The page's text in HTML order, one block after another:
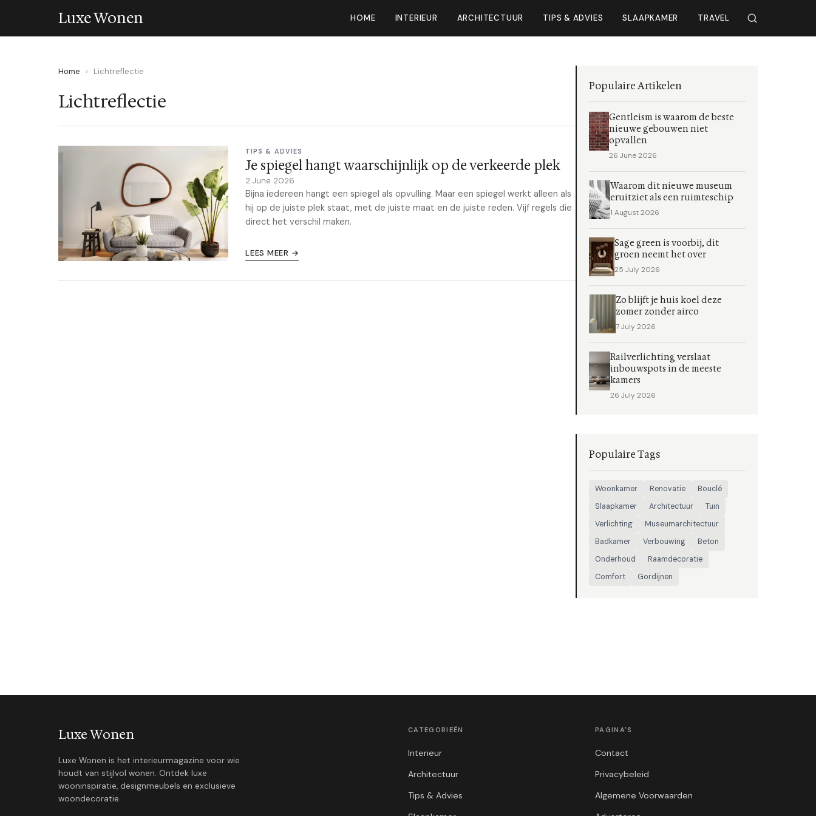
Luxe Wonen HOME INTERIEUR ARCHITECTUUR TIPS & ADVIES SLAAPKAMER TRAVEL
Home › Lichtreflectie
Lichtreflectie
TIPS & ADVIES
Je spiegel hangt waarschijnlijk op de verkeerde plek
2 June 2026
Bijna iedereen hangt een spiegel als opvulling. Maar een spiegel werkt alleen als
hij op de juiste plek staat, met de juiste maat en de juiste reden. Vijf regels die
direct het verschil maken.
LEES MEER →
Populaire Artikelen
Gentleism is waarom de beste
nieuwe gebouwen niet
opvallen
26 June 2026
Waarom dit nieuwe museum
eruitziet als een ruimteschip
1 August 2026
Sage green is voorbij, dit
groen neemt het over
25 July 2026
Zo blijft je huis koel deze
zomer zonder airco
7 July 2026
Railverlichting verslaat
inbouwspots in de meeste
kamers
26 July 2026
Populaire Tags
Woonkamer Renovatie
Bouclé
Slaapkamer
Architectuur
Tuin
Verlichting
Museumarchitectuur
Badkamer
Verbouwing
Beton
Onderhoud
Raamdecoratie
Comfort
Gordijnen
Luxe Wonen
Luxe Wonen is het interieurmagazine voor wie
houdt van stijlvol wonen. Ontdek luxe
wooninspiratie, designmeubels en exclusieve
woondecoratie.
CATEGORIEËN
Interieur
Architectuur
Tips & Advies
PAGINA'S
Contact
Privacybeleid
Algemene Voorwaarden